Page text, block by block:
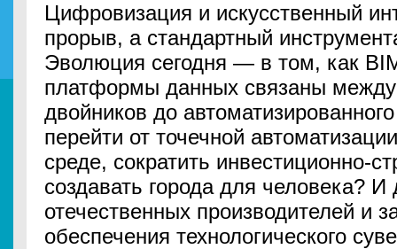
Цифровизация и искусственный
прорыв, а стандартный
Эволюция сегодня — в том, как
платформы данных связаны
двойников до
перейти от точечной
среде, сократить инвестиционно-
создавать города для человека? И
отечественных производителей и
обеспечения технологического